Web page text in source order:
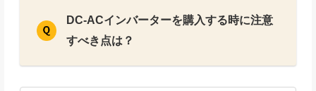
DC-ACインバーターを購入する時に注意
すべき点は？